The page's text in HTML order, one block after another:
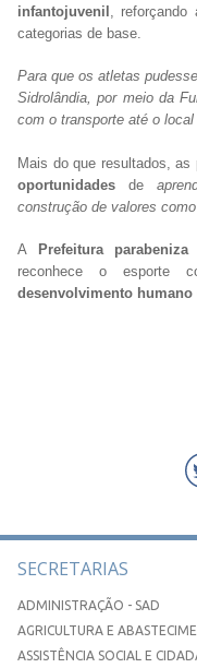
infantojuvenil , reforçando
categorias de base.
Para que os atletas
Sidrolândia, por meio da
com o transporte até o local
Mais do que resultados, as
oportunidades de
construção de valores
A Prefeitura
reconhece o esporte
desenvolvimento humano
SECRETARIAS
ADMINISTRAÇÃO - SAD
AGRICULTURA E
ASSISTÊNCIA SOCIAL E